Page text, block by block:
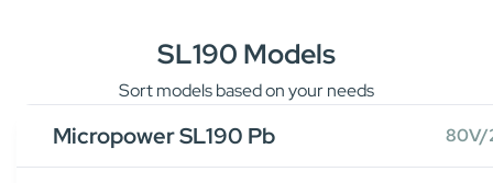
SL190 Models
Sort models based on your needs
Micropower SL190 Pb 80V/